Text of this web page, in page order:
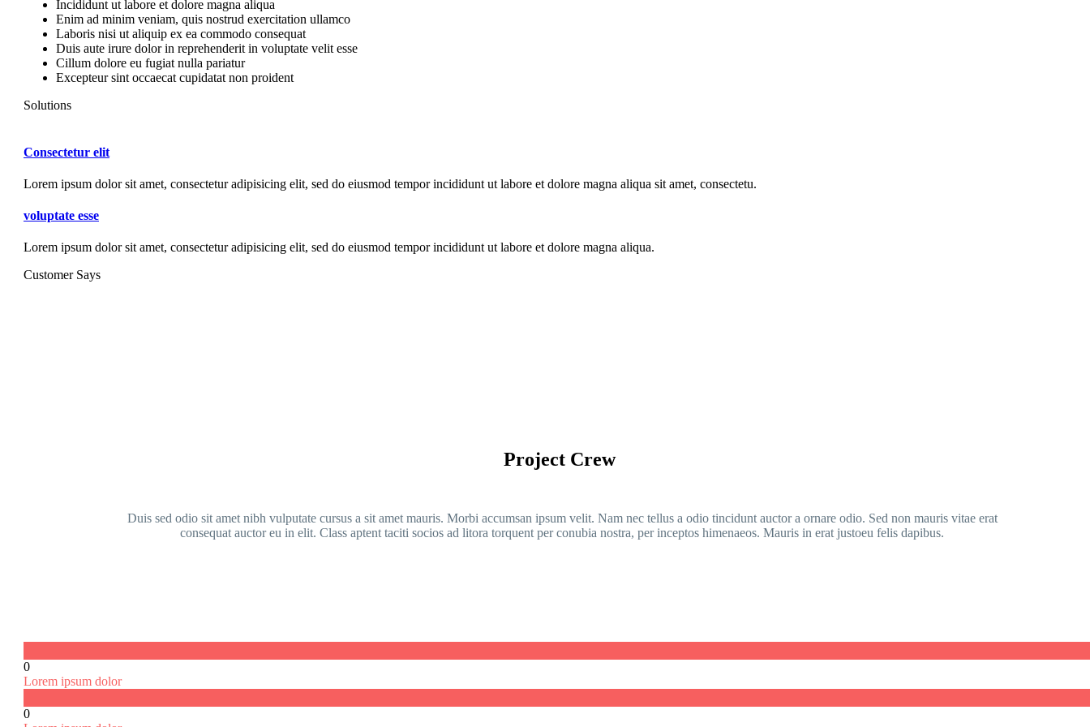
Incididunt ut labore et dolore magna aliqua
Enim ad minim veniam, quis nostrud exercitation ullamco
Laboris nisi ut aliquip ex ea commodo consequat
Duis aute irure dolor in reprehenderit in voluptate velit esse
Cillum dolore eu fugiat nulla pariatur
Excepteur sint occaecat cupidatat non proident
Solutions
Consectetur elit
Lorem ipsum dolor sit amet, consectetur adipisicing elit, sed do eiusmod tempor incididunt ut labore et dolore magna aliqua sit amet, consectetu.
voluptate esse
Lorem ipsum dolor sit amet, consectetur adipisicing elit, sed do eiusmod tempor incididunt ut labore et dolore magna aliqua.
Customer Says
Project Crew
Duis sed odio sit amet nibh vulputate cursus a sit amet mauris. Morbi accumsan ipsum velit. Nam nec tellus a odio tincidunt auctor a ornare odio. Sed non mauris vitae erat
consequat auctor eu in elit. Class aptent taciti socios ad litora torquent per conubia nostra, per inceptos himenaeos. Mauris in erat justoeu felis dapibus.
0
Lorem ipsum dolor
0